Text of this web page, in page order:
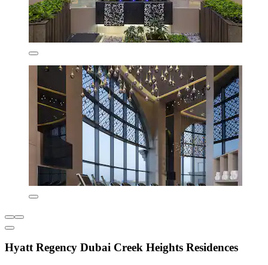
Hyatt Regency Dubai Creek Heights Residences